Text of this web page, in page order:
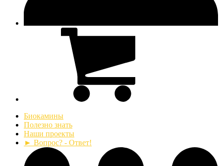
Биокамины
Полезно знать
Наши проекты
► Вопрос? - Ответ!